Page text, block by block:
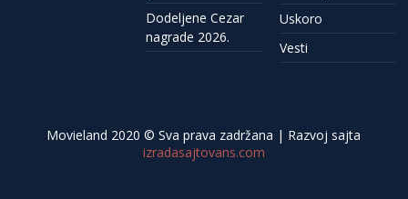
Dodeljene Cezar
nagrade 2026.
Uskoro
Vesti
Movieland 2020 © Sva prava zadržana | Razvoj sajta
izradasajtovans.com